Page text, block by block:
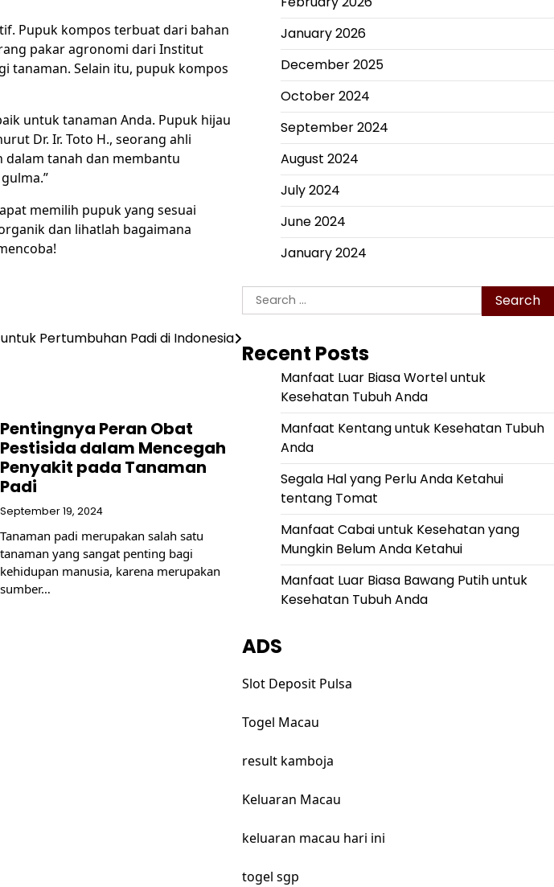
Pupuk kompos terbuat dari bahan
pakar agronomi dari Institut
tanaman. Selain itu, pupuk kompos
untuk tanaman Anda. Pupuk hijau
Dr. Ir. Toto H., seorang ahli
tanah dan membantu
memilih pupuk yang sesuai
dan lihatlah bagaimana
Pertumbuhan Padi di Indonesia
Pentingnya Peran Obat
Pestisida dalam Mencegah
Penyakit pada Tanaman
Padi
September 19, 2024
Tanaman padi merupakan salah satu
tanaman yang sangat penting bagi
kehidupan manusia, karena merupakan
sumber…
January 2026
December 2025
October 2024
September 2024
August 2024
July 2024
June 2024
January 2024
Search
for:
Recent Posts
Manfaat Luar Biasa Wortel untuk
Kesehatan Tubuh Anda
Manfaat Kentang untuk Kesehatan Tubuh
Anda
Segala Hal yang Perlu Anda Ketahui
tentang Tomat
Manfaat Cabai untuk Kesehatan yang
Mungkin Belum Anda Ketahui
Manfaat Luar Biasa Bawang Putih untuk
Kesehatan Tubuh Anda
ADS
Slot Deposit Pulsa
Togel Macau
result kamboja
Keluaran Macau
keluaran macau hari ini
togel sgp